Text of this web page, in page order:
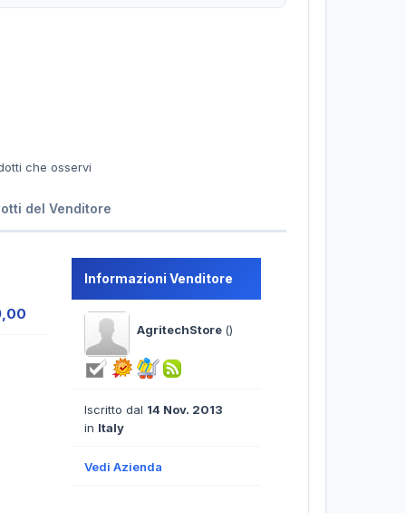
che osservi
del Venditore
Informazioni Venditore
AgritechStore ()
Iscritto dal 14 Nov. 2013
in Italy
Vedi Azienda